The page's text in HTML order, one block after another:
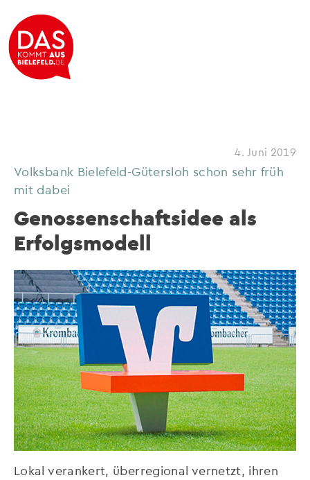
4. Juni 2019
Volksbank Bielefeld-Gütersloh schon sehr früh
mit dabei
Genossenschaftsidee als
Erfolgsmodell
Lokal verankert, überregional vernetzt, ihren